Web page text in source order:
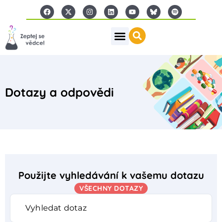
Dotazy a odpovědi
Použijte vyhledávání k vašemu dotazu
VŠECHNY DOTAZY